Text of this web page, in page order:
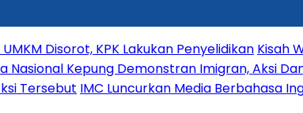
Disorot, KPK Lakukan Penyelidikan Kisah
Nasional Kepung Demonstran Imigran, Aksi
Tersebut IMC Luncurkan Media Berbahasa